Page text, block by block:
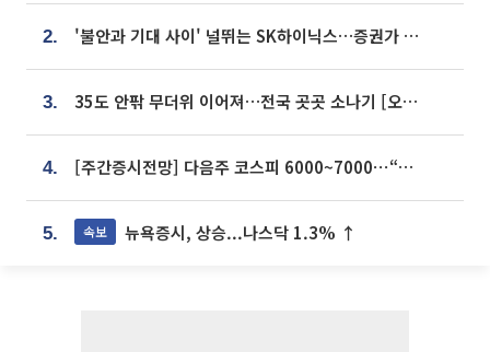
2. '불안과 기대 사이' 널뛰는 SK하이닉스…증권가 "HBM4·LTA 기반 펀터멘털 견고"
3. 35도 안팎 무더위 이어져…전국 곳곳 소나기 [오늘 날씨]
4. [주간증시전망] 다음주 코스피 6000~7000⋯“外人 수급은 정책이 변수”
5. 속보 뉴욕증시, 상승...나스닥 1.3% ↑